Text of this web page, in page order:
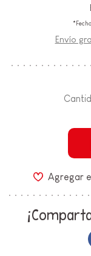
Envío
Agregar